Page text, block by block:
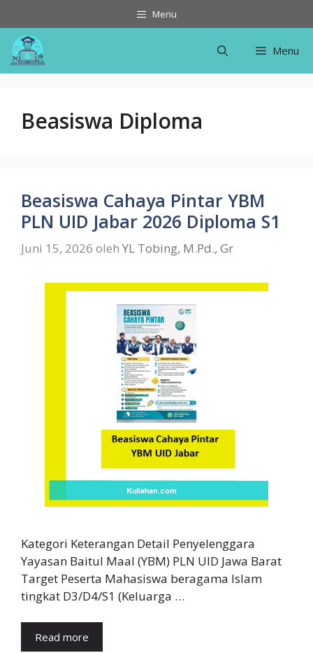
ke
Menu
Menu
Beasiswa Diploma
Beasiswa Cahaya Pintar YBM
PLN UID Jabar 2026 Diploma S1
Juni 15, 2026 oleh YL Tobing, M.Pd., Gr
Kategori Keterangan Detail Penyelenggara
Yayasan Baitul Maal (YBM) PLN UID Jawa Barat
Target Peserta Mahasiswa beragama Islam
tingkat D3/D4/S1 (Keluarga …
Read more